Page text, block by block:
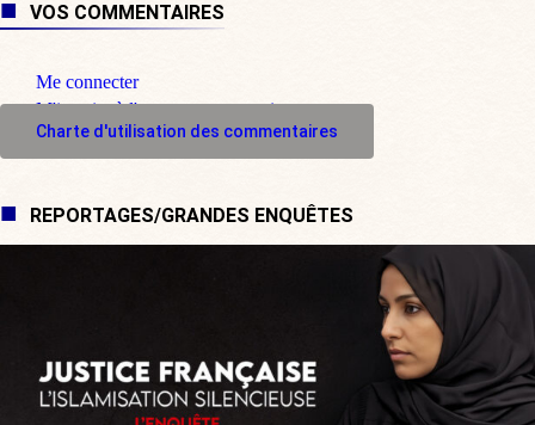
VOS COMMENTAIRES
Me connecter
M'inscrire à l'espace commentaire
Charte d'utilisation des commentaires
REPORTAGES/GRANDES ENQUÊTES